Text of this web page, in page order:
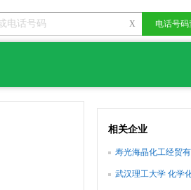
X 电话号码
相关企业
寿光海晶化工经贸
武汉理工大学 化学